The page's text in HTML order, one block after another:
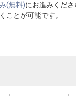
(無料)にお進みくだ
ことが可能です。